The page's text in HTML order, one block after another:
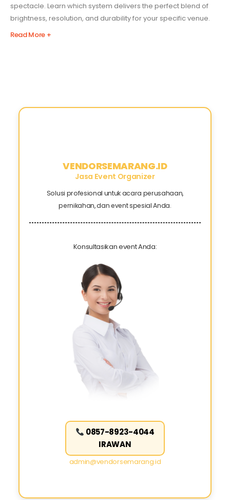
spectacle. Learn which system delivers the perfect blend of
brightness, resolution, and durability for your specific venue.
Read More +
VENDORSEMARANG.ID
Jasa Event Organizer
Solusi profesional untuk acara perusahaan,
pernikahan, dan event spesial Anda.
Konsultasikan event Anda:
0857-8923-4044
IRAWAN
admin@vendorsemarang.id